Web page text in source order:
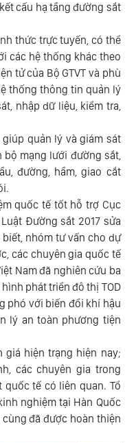
cấu hạ tầng đường sắt
thức trực tuyến, có thể
các hệ thống khác theo
tử của Bộ GTVT và phù
thống thông tin quản lý
nhập dữ liệu, kiểm tra,
giúp quản lý và giám sát
bộ mạng lưới đường sắt,
đường, hầm, giao cắt
quốc tế tốt hỗ trợ Cục
Đường sắt 2017 sửa
biết, nhóm tư vấn cho dự
các chuyên gia quốc tế
Nam đã nghiên cứu ba
phát triển đô thị TOD
phó với biến đổi khí hậu
lý an toàn phương tiện
giá hiện trạng hiện nay;
các chuyên gia trong
tế có liên quan. Tổ
nghiệm tại Hàn Quốc
đã được hoàn thiện